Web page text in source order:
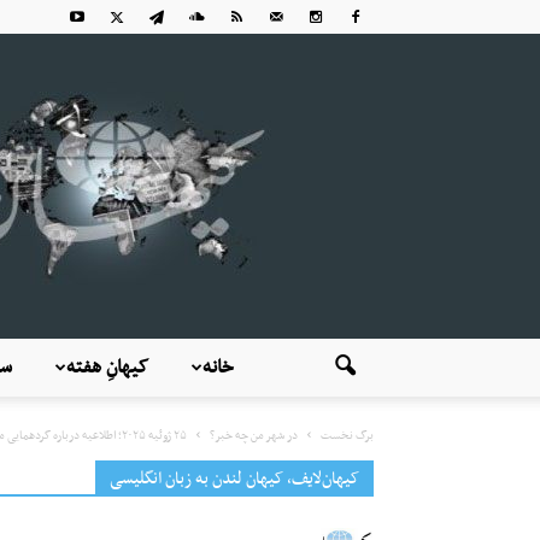
کیهانِ هفته خانه
برگ نخست در شهر من چه خبر؟ ۲۵ ژوئیه ۲۰۲۵؛ اطلاعیه درباره گردهمایی مونیخ همزمان با نشست «همکاری ملی...
کیهان‌لایف، کیهان لندن به زبان انگلیسی